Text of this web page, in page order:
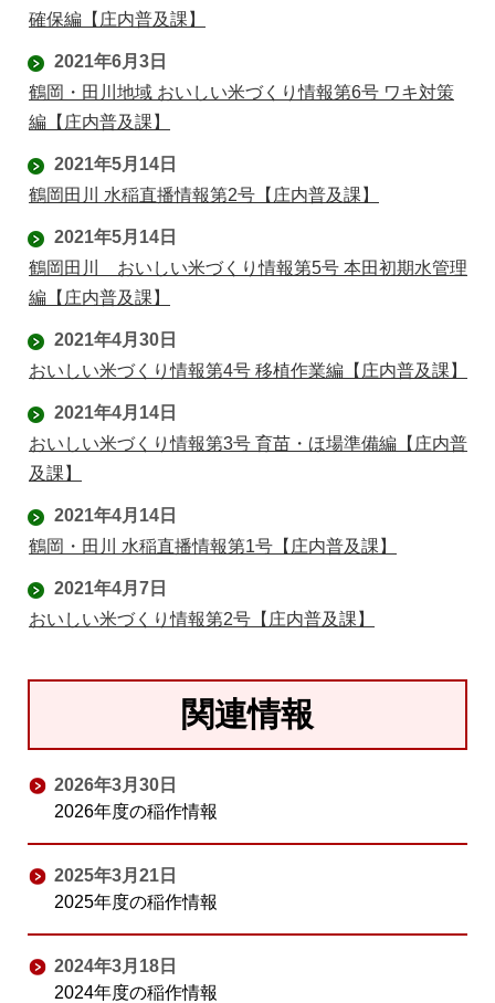
確保編【庄内普及課】
2021年6月3日
鶴岡・田川地域 おいしい米づくり情報第6号 ワキ対策
編【庄内普及課】
2021年5月14日
鶴岡田川 水稲直播情報第2号【庄内普及課】
2021年5月14日
鶴岡田川 おいしい米づくり情報第5号 本田初期水管理
編【庄内普及課】
2021年4月30日
おいしい米づくり情報第4号 移植作業編【庄内普及課】
2021年4月14日
おいしい米づくり情報第3号 育苗・ほ場準備編【庄内普
及課】
2021年4月14日
鶴岡・田川 水稲直播情報第1号【庄内普及課】
2021年4月7日
おいしい米づくり情報第2号【庄内普及課】
関連情報
2026年3月30日
2026年度の稲作情報
2025年3月21日
2025年度の稲作情報
2024年3月18日
2024年度の稲作情報